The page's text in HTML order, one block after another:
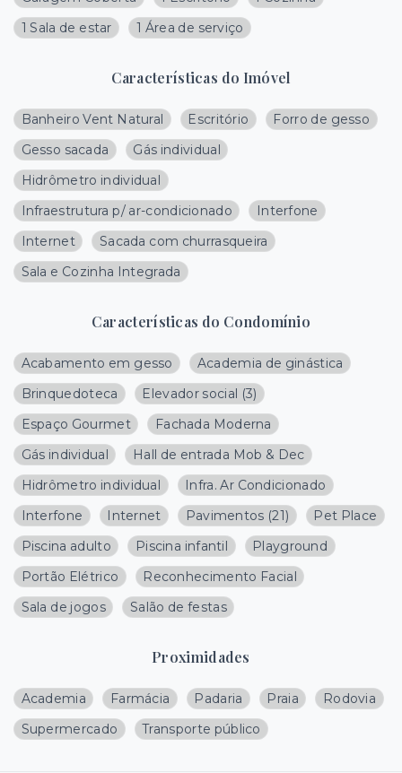
1 Sala de estar
1 Área de serviço
Características do Imóvel
Banheiro Vent Natural Escritório
Forro de gesso
Gesso sacada
Gás individual
Hidrômetro individual
Infraestrutura p/ ar-condicionado
Interfone
Internet
Sacada com churrasqueira
Sala e Cozinha Integrada
Características do Condomínio
Acabamento em gesso
Academia de ginástica
Brinquedoteca
Elevador social (3)
Espaço Gourmet
Fachada Moderna
Gás individual
Hall de entrada Mob & Dec
Hidrômetro individual
Infra. Ar Condicionado
Interfone
Internet Pavimentos (21)
Pet Place
Piscina adulto
Piscina infantil
Playground
Portão Elétrico
Reconhecimento Facial
Sala de jogos
Salão de festas
Proximidades
Academia Farmácia Padaria Praia
Rodovia
Supermercado
Transporte público